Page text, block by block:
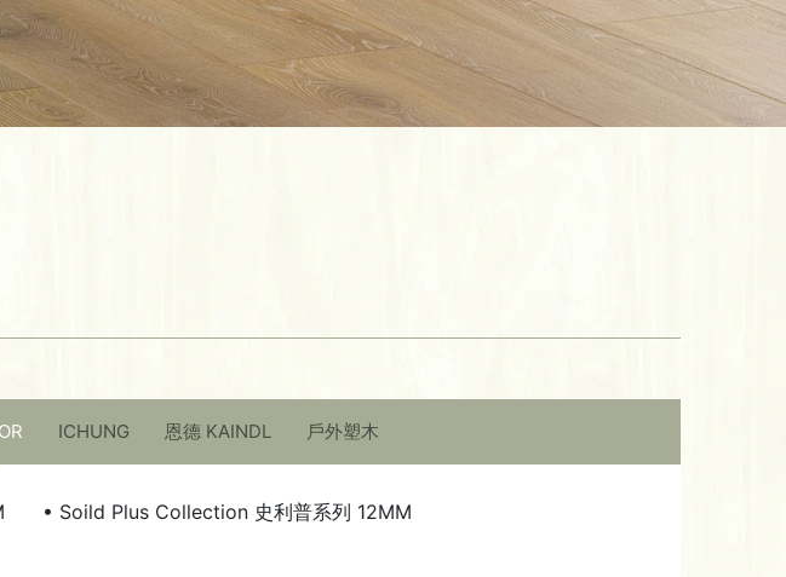
ICHUNG 恩德 KAINDL 戶外塑木
• Soild Plus Collection 史利普系列 12MM